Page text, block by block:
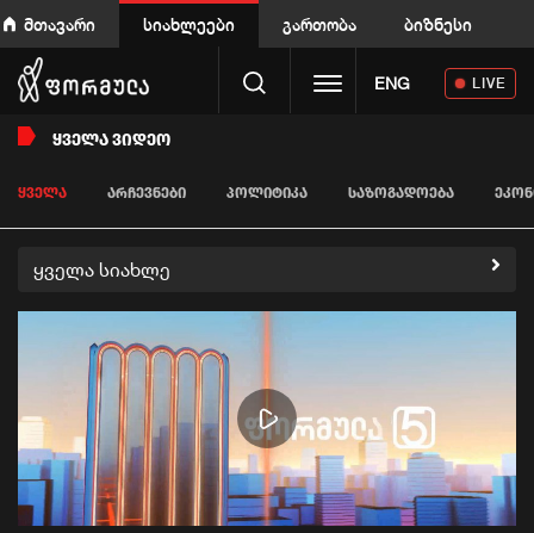
მთავარი სიახლეები გართობა ბიზნესი
Toggle navigation
ENG LIVE
ᲧᲕᲔᲚᲐ ᲕᲘᲓᲔᲝ
ᲧᲕᲔᲚᲐ ᲐᲠᲩᲔᲕᲜᲔᲑᲘ ᲞᲝᲚᲘᲢᲘᲙᲐ ᲡᲐᲖᲝᲒᲐᲓᲝᲔᲑᲐ
ყველა სიახლე